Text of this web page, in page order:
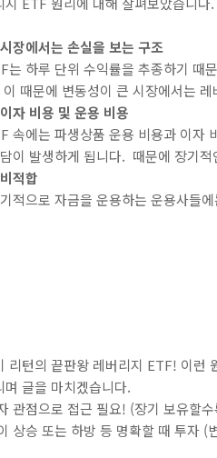
장에서는 손실을 보는 구조
는 하루 단위 수익률을 추종하기 때
때문에 변동성이 큰 시장에서는
자 비용 및 운용 비용
속에는 파생상품 운용 비용과 이자
이 발생하게 됩니다. 때문에 장기
적합
적으로 자금을 운용하는 운용사들
리턴의 끝판왕 레버리지 ETF! 이런
며 글을 마치겠습니다.
관점으로 접근 필요! (장기 보유할
상승 또는 하방 등 명확할 때 투자 (